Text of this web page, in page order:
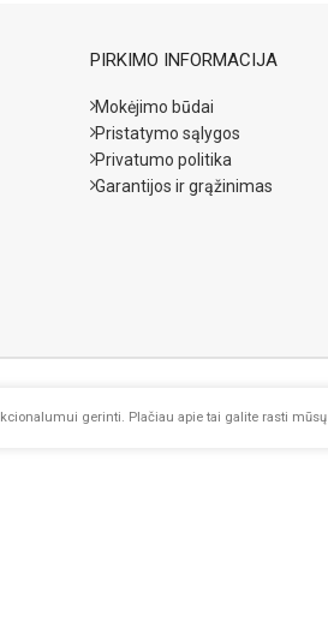
PIRKIMO INFORMACIJA
Mokėjimo būdai
Pristatymo sąlygos
Privatumo politika
Garantijos ir grąžinimas
gerinti. Plačiau apie tai galite rasti mūsų